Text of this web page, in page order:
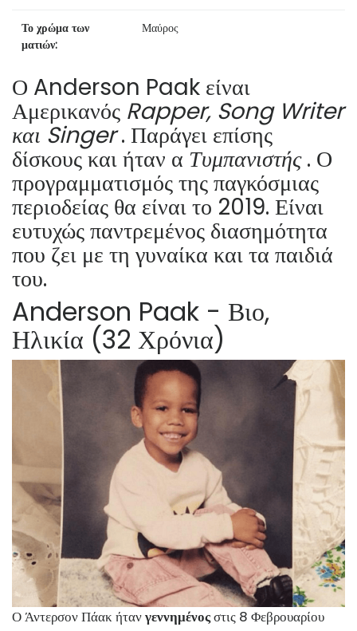
Το χρώμα των
ματιών:
Μαύρος
Ο Anderson Paak είναι
Αμερικανός Rapper, Song Writer
και Singer. Παράγει επίσης
δίσκους και ήταν α Τυμπανιστής. Ο
προγραμματισμός της παγκόσμιας
περιοδείας θα είναι το 2019. Είναι
ευτυχώς παντρεμένος διασημότητα
που ζει με τη γυναίκα και τα παιδιά
του.
Anderson Paak - Βιο,
Ηλικία (32 Χρόνια)
Ο Άντερσον Πάακ ήτανγεννημένοςστις 8 Φεβρουαρίου